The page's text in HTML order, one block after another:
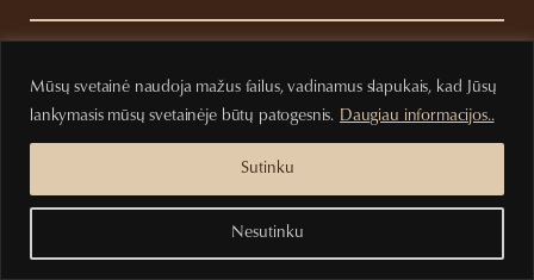
Mūsų svetainė naudoja mažus failus, vadinamus slapukais, kad Jūsų
lankymasis mūsų svetainėje būtų patogesnis. Daugiau informacijos..
Nesutinku
Sutinku